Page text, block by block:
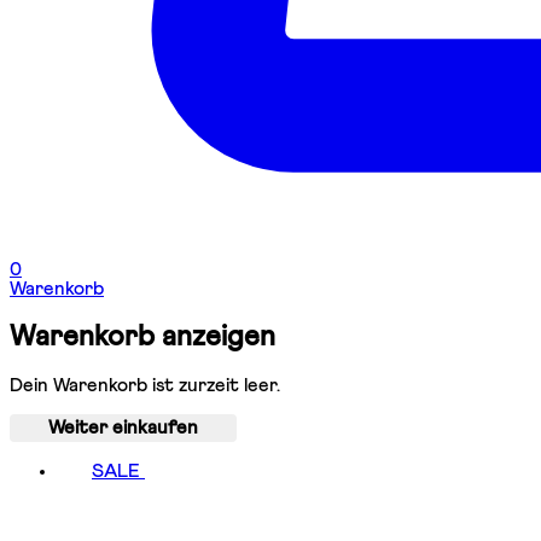
0
Warenkorb
Warenkorb anzeigen
Dein Warenkorb ist zurzeit leer.
Weiter einkaufen
SALE